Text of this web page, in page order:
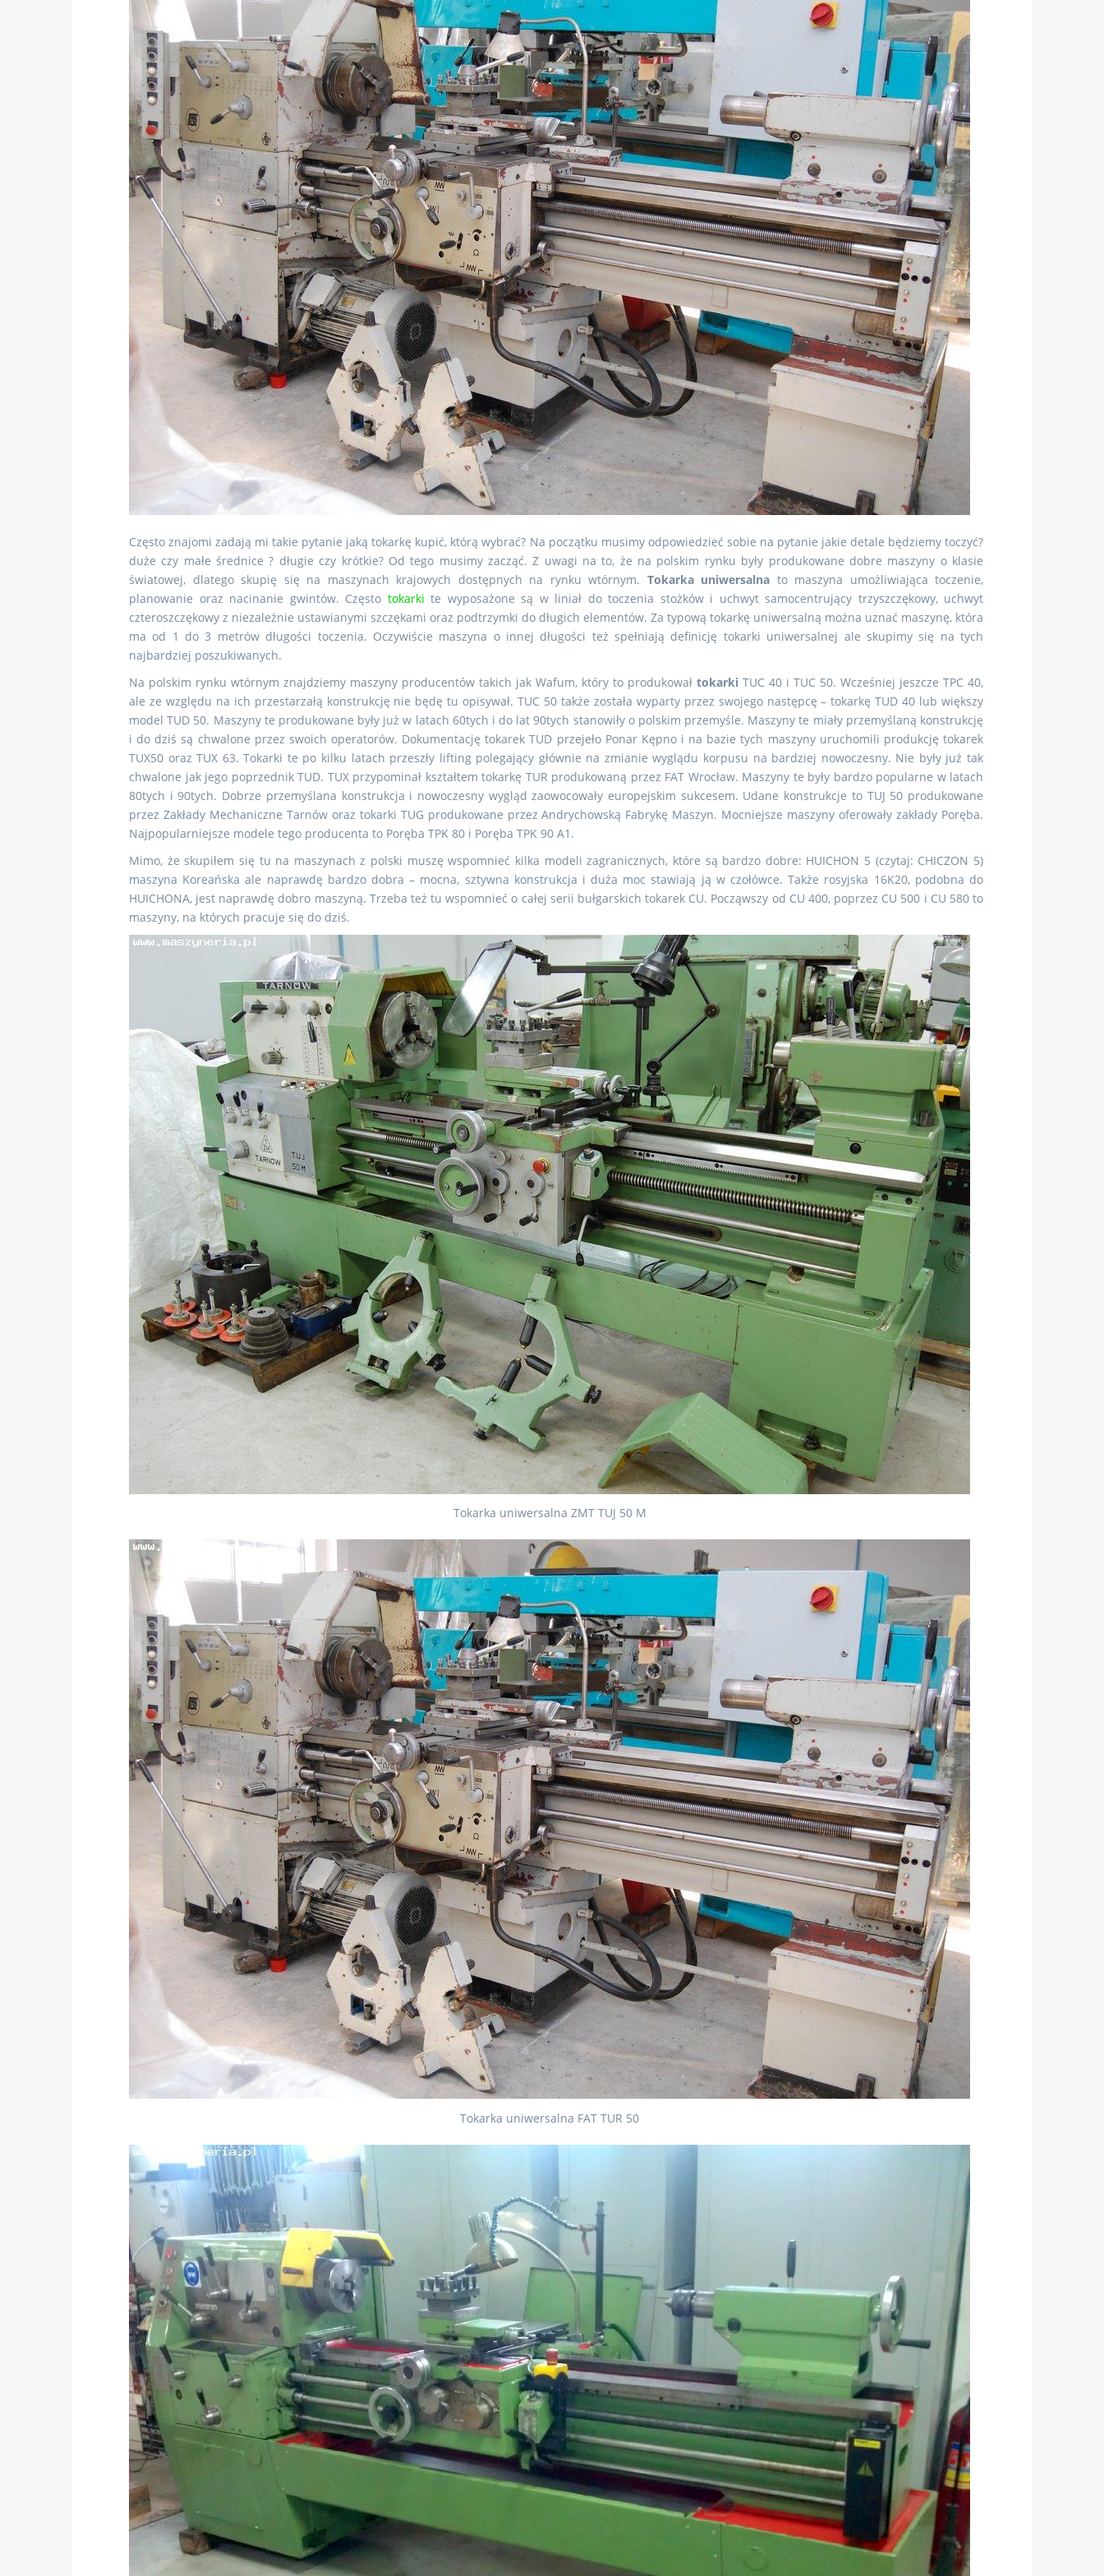
Często znajomi zadają mi takie pytanie jaką tokarkę kupić, którą wybrać? Na początku musimy odpowiedzieć sobie na pytanie jakie detale będziemy toczyć?
duże czy małe średnice ? długie czy krótkie? Od tego musimy zacząć. Z uwagi na to, że na polskim rynku były produkowane dobre maszyny o klasie
światowej, dlatego skupię się na maszynach krajowych dostępnych na rynku wtórnym. Tokarka uniwersalna to maszyna umożliwiająca toczenie,
planowanie oraz nacinanie gwintów. Często tokarki te wyposażone są w liniał do toczenia stożków i uchwyt samocentrujący trzyszczękowy, uchwyt
czteroszczękowy z niezależnie ustawianymi szczękami oraz podtrzymki do długich elementów. Za typową tokarkę uniwersalną można uznać maszynę, która
ma od 1 do 3 metrów długości toczenia. Oczywiście maszyna o innej długości też spełniają definicję tokarki uniwersalnej ale skupimy się na tych
najbardziej poszukiwanych.
Na polskim rynku wtórnym znajdziemy maszyny producentów takich jak Wafum, który to produkował tokarki TUC 40 i TUC 50. Wcześniej jeszcze TPC 40,
ale ze względu na ich przestarzałą konstrukcję nie będę tu opisywał. TUC 50 także została wyparty przez swojego następcę – tokarkę TUD 40 lub większy
model TUD 50. Maszyny te produkowane były już w latach 60tych i do lat 90tych stanowiły o polskim przemyśle. Maszyny te miały przemyślaną konstrukcję
i do dziś są chwalone przez swoich operatorów. Dokumentację tokarek TUD przejeło Ponar Kępno i na bazie tych maszyny uruchomili produkcję tokarek
TUX50 oraz TUX 63. Tokarki te po kilku latach przeszły lifting polegający głównie na zmianie wyglądu korpusu na bardziej nowoczesny. Nie były już tak
chwalone jak jego poprzednik TUD. TUX przypominał kształtem tokarkę TUR produkowaną przez FAT Wrocław. Maszyny te były bardzo popularne w latach
80tych i 90tych. Dobrze przemyślana konstrukcja i nowoczesny wygląd zaowocowały europejskim sukcesem. Udane konstrukcje to TUJ 50 produkowane
przez Zakłady Mechaniczne Tarnów oraz tokarki TUG produkowane przez Andrychowską Fabrykę Maszyn. Mocniejsze maszyny oferowały zakłady Poręba.
Najpopularniejsze modele tego producenta to Poręba TPK 80 i Poręba TPK 90 A1.
Mimo, że skupiłem się tu na maszynach z polski muszę wspomnieć kilka modeli zagranicznych, które są bardzo dobre: HUICHON 5 (czytaj: CHICZON 5)
maszyna Koreańska ale naprawdę bardzo dobra – mocna, sztywna konstrukcja i duża moc stawiają ją w czołówce. Także rosyjska 16K20, podobna do
HUICHONA, jest naprawdę dobro maszyną. Trzeba też tu wspomnieć o całej serii bułgarskich tokarek CU. Począwszy od CU 400, poprzez CU 500 i CU 580 to
maszyny, na których pracuje się do dziś.
Tokarka uniwersalna ZMT TUJ 50 M
Tokarka uniwersalna FAT TUR 50